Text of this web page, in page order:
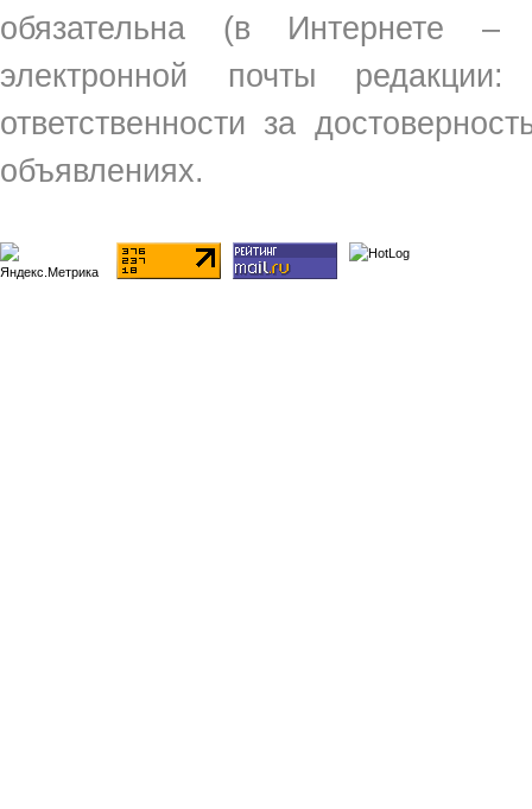
обязательна (в Интернете
электронной почты
ответственности за
объявлениях.